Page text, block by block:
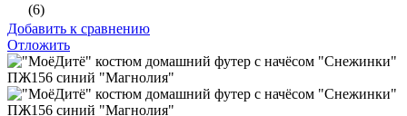
(6)
Добавить к сравнению
Отложить